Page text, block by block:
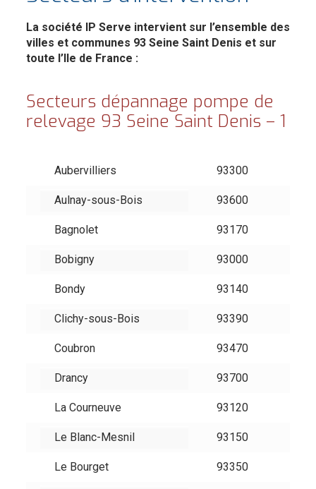
La société IP Serve intervient sur l’ensemble des
villes et communes 93 Seine Saint Denis et sur
toute l’Ile de France :
Secteurs dépannage pompe de
relevage 93 Seine Saint Denis – 1
Aubervilliers 93300
Aulnay-sous-Bois 93600
Bagnolet 93170
Bobigny 93000
Bondy 93140
Clichy-sous-Bois 93390
Coubron 93470
Drancy 93700
La Courneuve 93120
Le Blanc-Mesnil 93150
Le Bourget 93350